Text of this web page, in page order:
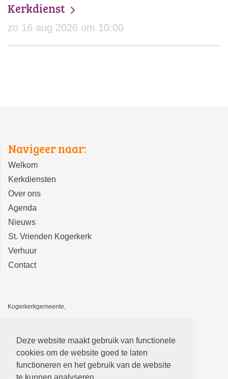
Deze website maakt gebruik van functionele
cookies om de website goed te laten
functioneren en het gebruik van de website
te kunnen analyseren.
Kerkdienst
zo 16 aug 2026 om 10:00
Navigeer naar:
Welkom
Kerkdiensten
Over ons
Agenda
Nieuws
St. Vrienden Kogerkerk
Verhuur
Contact
Kogerkerkgemeente,
De Stolp, Kerkstraat 12, 1541 HA Koog aan de Zaan
E-mail: kogerkerkgemeente@gmail.com